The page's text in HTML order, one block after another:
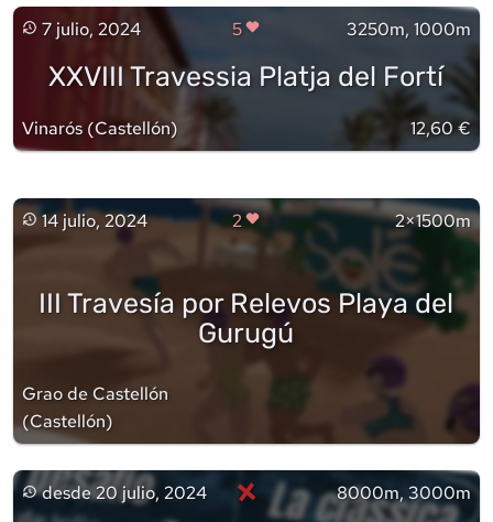
7 julio, 2024 5 3250m, 1000m
XXVIII Travessia Platja del Fortí
Vinarós(Castellón) 12,60 €
14 julio, 2024 2 2×1500m
III Travesía por Relevos Playa del
Gurugú
Grao de Castellón
(Castellón)
desde20 julio, 2024 × 8000m, 3000m